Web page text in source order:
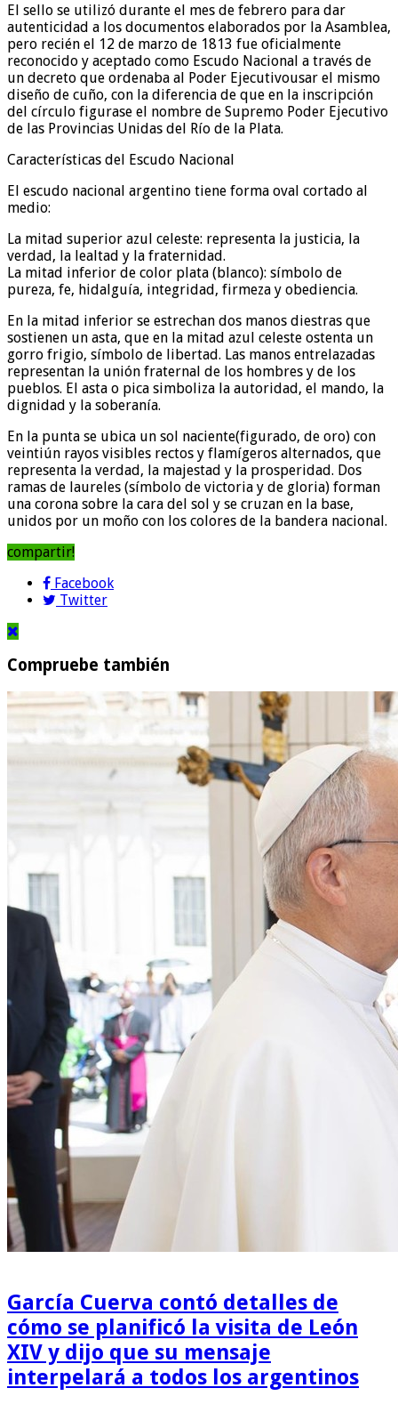
El sello se utilizó durante el mes de febrero para dar
autenticidad a los documentos elaborados por la Asamblea,
pero recién el 12 de marzo de 1813 fue oficialmente
reconocido y aceptado como Escudo Nacional a través de
un decreto que ordenaba al Poder Ejecutivousar el mismo
diseño de cuño, con la diferencia de que en la inscripción
del círculo figurase el nombre de Supremo Poder Ejecutivo
de las Provincias Unidas del Río de la Plata.
Características del Escudo Nacional
El escudo nacional argentino tiene forma oval cortado al
medio:
La mitad superior azul celeste: representa la justicia, la
verdad, la lealtad y la fraternidad.
La mitad inferior de color plata (blanco): símbolo de
pureza, fe, hidalguía, integridad, firmeza y obediencia.
En la mitad inferior se estrechan dos manos diestras que
sostienen un asta, que en la mitad azul celeste ostenta un
gorro frigio, símbolo de libertad. Las manos entrelazadas
representan la unión fraternal de los hombres y de los
pueblos. El asta o pica simboliza la autoridad, el mando, la
dignidad y la soberanía.
En la punta se ubica un sol naciente(figurado, de oro) con
veintiún rayos visibles rectos y flamígeros alternados, que
representa la verdad, la majestad y la prosperidad. Dos
ramas de laureles (símbolo de victoria y de gloria) forman
una corona sobre la cara del sol y se cruzan en la base,
unidos por un moño con los colores de la bandera nacional.
compartir!
Facebook
Twitter
Compruebe también
García Cuerva contó detalles de
cómo se planificó la visita de León
XIV y dijo que su mensaje
interpelará a todos los argentinos